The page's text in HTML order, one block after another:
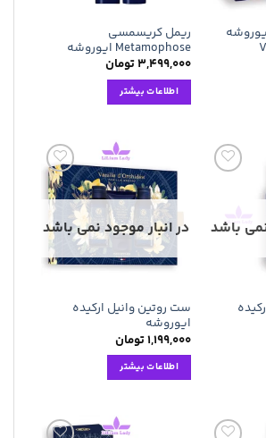
ریمل کریسمسی
Metamophose ایوروشه
۳,۴۹۹,۰۰۰تومان
اطلاعات بیشتر
علاقه
مندی
ها
باشد
افزودن
به
علاقه
مندی
ها
در انبار موجود نمی باشد
ست روتین وانیل ارکیده
ایوروشه
۱,۱۹۹,۰۰۰تومان
اطلاعات بیشتر